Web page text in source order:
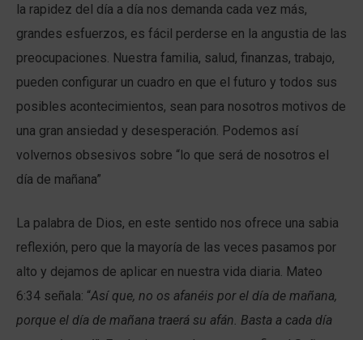
la rapidez del día a día nos demanda cada vez más,
grandes esfuerzos, es fácil perderse en la angustia de las
preocupaciones. Nuestra familia, salud, finanzas, trabajo,
pueden configurar un cuadro en que el futuro y todos sus
posibles acontecimientos, sean para nosotros motivos de
una gran ansiedad y desesperación. Podemos así
volvernos obsesivos sobre “lo que será de nosotros el
día de mañana”
La palabra de Dios, en este sentido nos ofrece una sabia
reflexión, pero que la mayoría de las veces pasamos por
alto y dejamos de aplicar en nuestra vida diaria. Mateo
6:34 señala: “Así que, no os afanéis por el día de mañana,
porque el día de mañana traerá su afán. Basta a cada día